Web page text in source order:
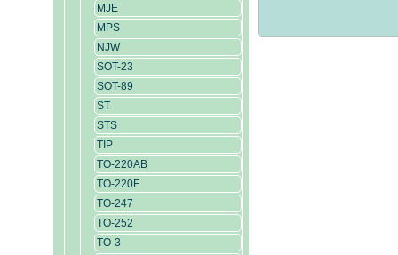
MJE
MPS
NJW
SOT-23
SOT-89
ST
STS
TIP
TO-220AB
TO-220F
TO-247
TO-252
TO-3